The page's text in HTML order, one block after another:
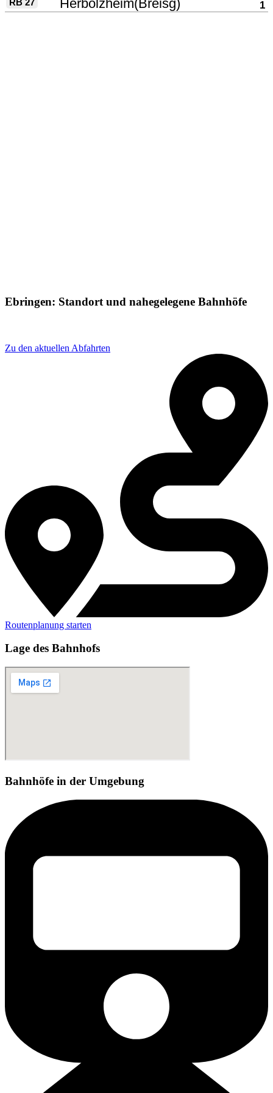
Ebringen: Standort und nahegelegene Bahnhöfe
Zu den aktuellen Abfahrten
Routenplanung starten
Lage des Bahnhofs
Bahnhöfe in der Umgebung